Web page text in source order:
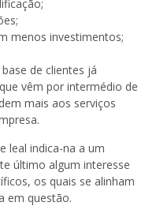
menos investimentos;
de clientes já
vêm por intermédio de
mais aos serviços
leal indica-na a um
último algum interesse
os quais se alinham
em questão.